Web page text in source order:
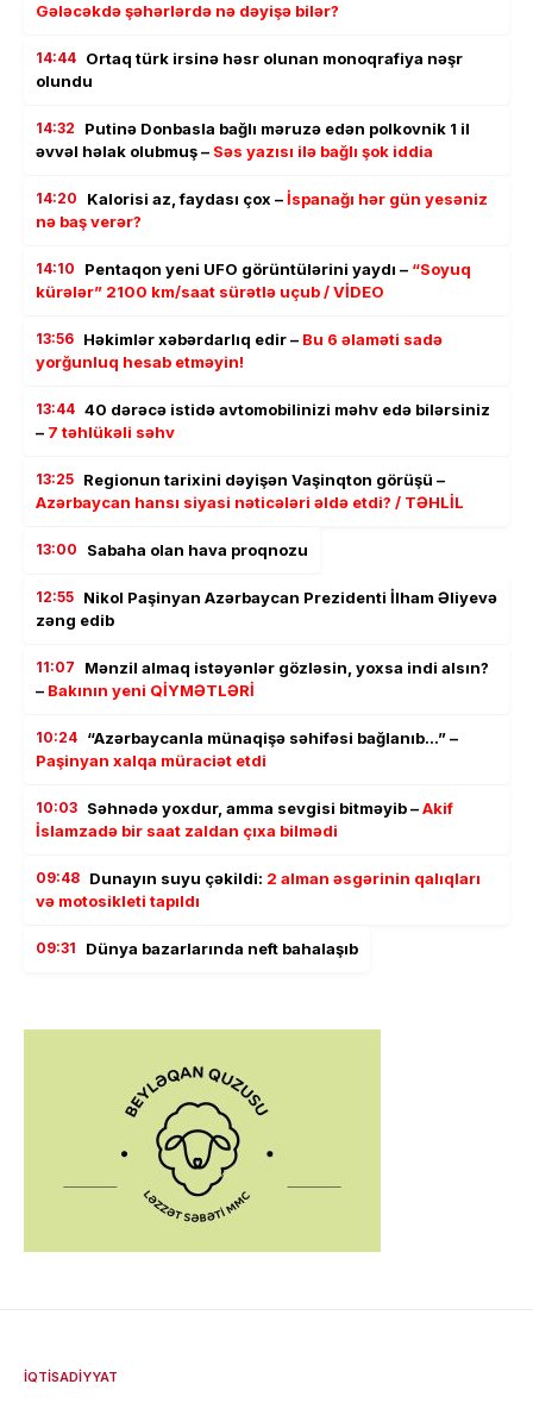
Gələcəkdə şəhərlərdə nə dəyişə bilər?
14:44 Ortaq türk irsinə həsr olunan monoqrafiya nəşr
olundu
14:32
Putinə Donbasla bağlı məruzə edən polkovnik 1 il
əvvəl həlak olubmuş – Səs yazısı ilə bağlı şok iddia
14:20 Kalorisi az, faydası çox –İspanağı hər gün yesəniz
nə baş verər?
14:10 Pentaqon yeni UFO görüntülərini yaydı – “Soyuq
kürələr” 2100 km/saat sürətlə uçub / VİDEO
13:56 Həkimlər xəbərdarlıq edir – Bu 6 əlaməti sadə
yorğunluq hesab etməyin!
13:44 40 dərəcə istidə avtomobilinizi məhv edə bilərsiniz
– 7 təhlükəli səhv
13:25 Regionun tarixini dəyişən Vaşinqton görüşü –
Azərbaycan hansı siyasi nəticələri əldə etdi? / TƏHLİL
13:00 Sabaha olan hava proqnozu
12:55 Nikol Paşinyan Azərbaycan Prezidenti İlham Əliyevə
zəng edib
11:07
Mənzil almaq istəyənlər gözləsin, yoxsa indi alsın?
– Bakının yeni QİYMƏTLƏRİ
10:24 “Azərbaycanla münaqişə səhifəsi bağlanıb…” –
Paşinyan xalqa müraciət etdi
10:03 Səhnədə yoxdur, amma sevgisi bitməyib –Akif
İslamzadə bir saat zaldan çıxa bilmədi
09:48 Dunayın suyu çəkildi: 2 alman əsgərinin qalıqları
və motosikleti tapıldı
09:31 Dünya bazarlarında neft bahalaşıb
İQTISADIYYAT